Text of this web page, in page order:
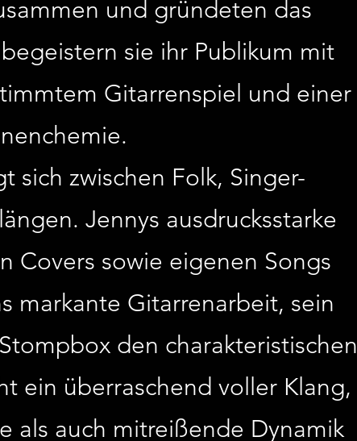
und gründeten das
sie ihr Publikum mit
Gitarrenspiel und einer
sich zwischen Folk, Singer-
Jennys ausdrucksstarke
Covers sowie eigenen Songs
markante Gitarrenarbeit, sein
den charakteristischen
ein überraschend voller Klang,
als auch mitreißende Dynamik